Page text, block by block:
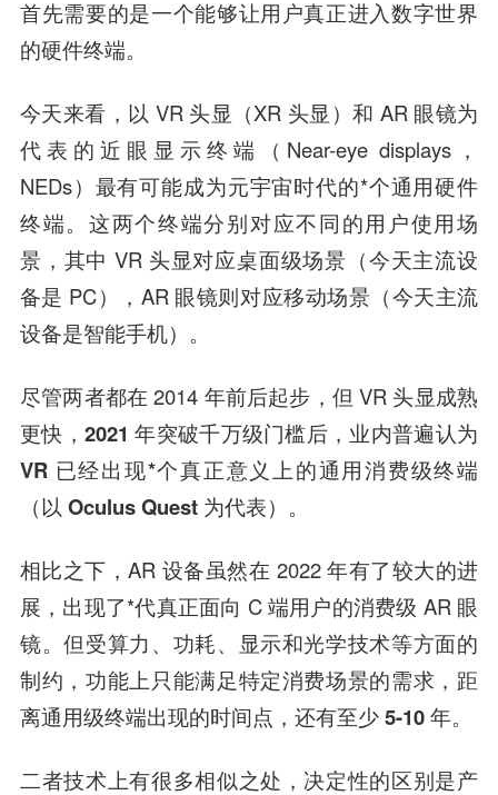
首先需要的是一个能够让用户真正进入数字世界
的硬件终端。
今天来看，以 VR 头显（XR 头显）和 AR 眼镜为
代表的近眼显示终端（Near-eye displays，
NEDs）最有可能成为元宇宙时代的*个通用硬件
终端。这两个终端分别对应不同的用户使用场
景，其中 VR 头显对应桌面级场景（今天主流设
备是 PC），AR 眼镜则对应移动场景（今天主流
设备是智能手机）。
尽管两者都在 2014 年前后起步，但 VR 头显成熟
更快， 2021 年突破千万级门槛后，业内普遍认为
VR 已经出现*个真正意义上的通用消费级终端
（以 Oculus Quest 为代表）。
相比之下，AR 设备虽然在 2022 年有了较大的进
展，出现了*代真正面向 C 端用户的消费级 AR 眼
镜。但受算力、功耗、显示和光学技术等方面的
制约，功能上只能满足特定消费场景的需求，距
离通用级终端出现的时间点，还有至少 5-10 年。
二者技术上有很多相似之处，决定性的区别是产